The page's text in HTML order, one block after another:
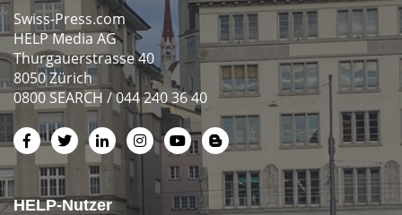
Swiss-Press.com
HELP Media AG
Thurgauerstrasse 40
8050 Zürich
0800 SEARCH / 044 240 36 40
HELP-Nutzer